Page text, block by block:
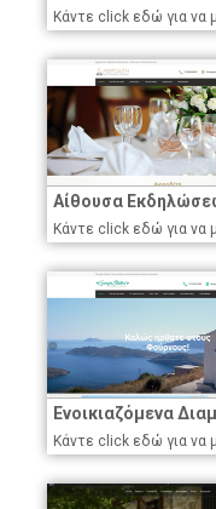
Κάντε click εδώ για να
Αίθουσα
Κάντε click εδώ για να
Ενοικιαζόμενα
Κάντε click εδώ για να